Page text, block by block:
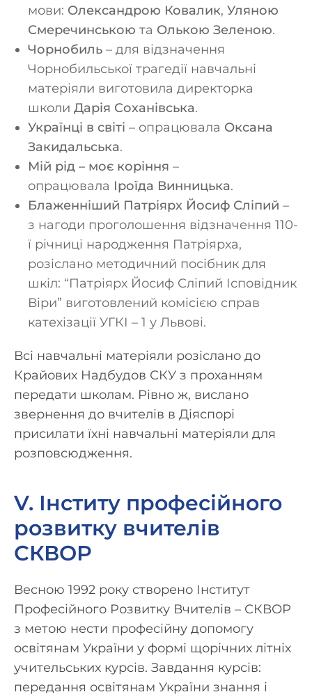
мови: Олександрою Ковалик, Уляною
Смеречинською та Олькою Зеленою.
Чорнобиль – для відзначення
Чорнобильської трагедії навчальні
матеріяли виготовила директорка
школи Дарія Соханівська.
Українці в світі – опрацювала Оксана
Закидальська.
Мій рід – моє коріння –
опрацювала Іроїда Винницька.
Блаженніший Патріярх Йосиф Сліпий –
з нагоди проголошення відзначення 110-
ї річниці народження Патріярха,
розіслано методичний посібник для
шкіл: “Патріярх Йосиф Сліпий Ісповідник
Віри” виготовлений комісією справ
катехізації УГКІ – 1 у Львові.
Всі навчальні матеріяли розіслано до
Крайових Надбудов СКУ з проханням
передати школам. Рівно ж, вислано
звернення до вчителів в Діяспорі
присилати їхні навчальні матеріяли для
розповсюдження.
V. Інститу професійного
розвитку вчителів
СКВОР
Весною 1992 року створено Інститут
Професійного Розвитку Вчителів – СКВОР
з метою нести професійну допомогу
освітянам України у формі щорічних літніх
учительських курсів. Завдання курсів:
передання освітянам України знання і